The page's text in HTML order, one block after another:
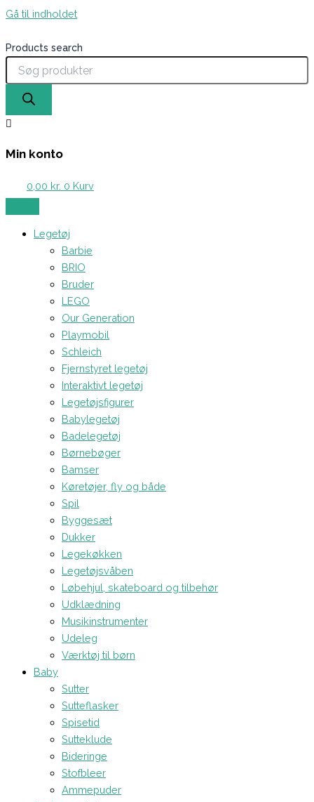
Gå til indholdet
Products search
Min konto
0,00 kr. 0 Kurv
Legetøj
Barbie
BRIO
Bruder
LEGO
Our Generation
Playmobil
Schleich
Fjernstyret legetøj
Interaktivt legetøj
Legetøjsfigurer
Babylegetøj
Badelegetøj
Børnebøger
Bamser
Køretøjer, fly og både
Spil
Byggesæt
Dukker
Legekøkken
Legetøjsvåben
Løbehjul, skateboard og tilbehør
Udklædning
Musikinstrumenter
Udeleg
Værktøj til børn
Baby
Sutter
Sutteflasker
Spisetid
Sutteklude
Bideringe
Stofbleer
Ammepuder